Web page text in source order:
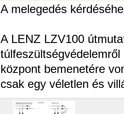
A melegedés
A LENZ LZV100
központ bemenetére
csak egy véletlen és